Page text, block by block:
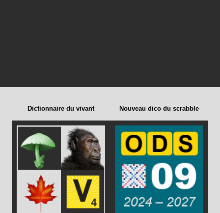
Dictionnaire du vivant Nouveau dico du scrabble